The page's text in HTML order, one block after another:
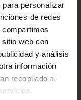
personalizar
de redes
web con
y análisis
información
recopilado a